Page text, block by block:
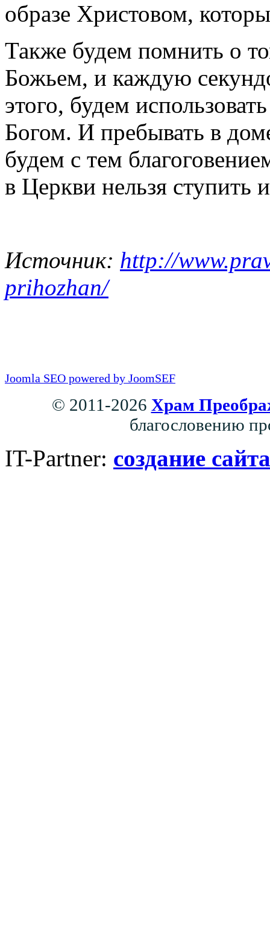
образе Христовом,
Также будем помнить о
Божьем, и каждую
этого, будем
Богом. И пребывать в
будем с тем
в Церкви нельзя ступить
Источник: http://
prihozhan/
Joomla SEO powered by JoomSEF
© 2011-2026 Храм
благословению
IT-Partner: создание сайта